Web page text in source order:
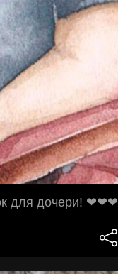
для дочери! ❤❤❤